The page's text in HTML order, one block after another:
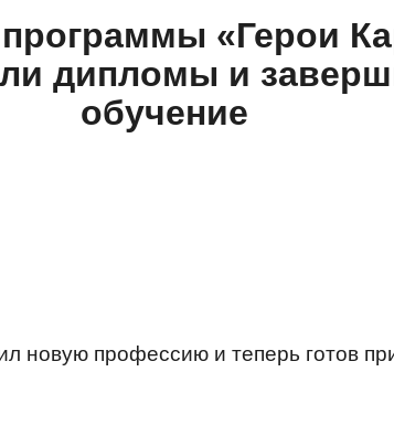
«Герои
дипломы и
обучение
новую профессию и теперь готов